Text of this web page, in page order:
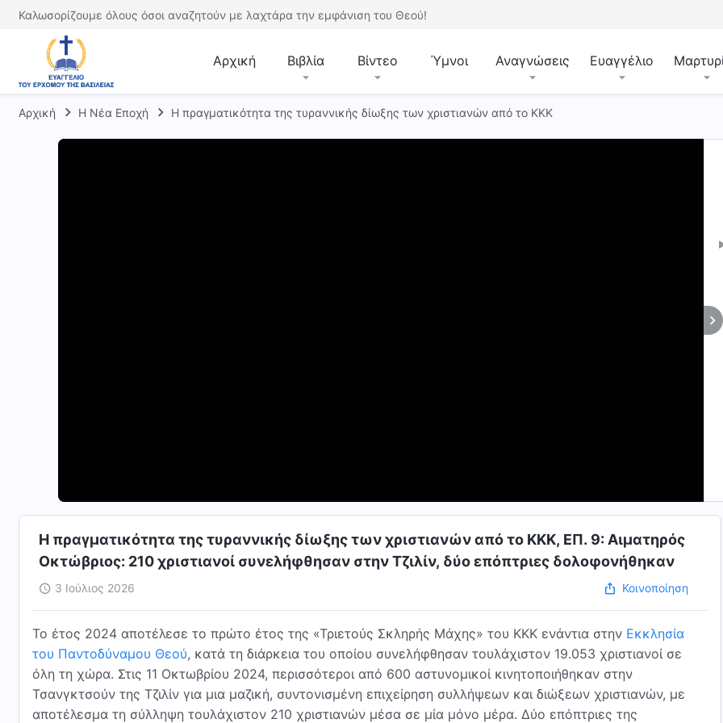
Καλωσορίζουμε όλους όσοι αναζητούν με λαχτάρα την εμφάνιση του Θεού!
Αρχική Βιβλία Βίντεο Ύμνοι Αναγνώσεις Ευαγγέλιο
Αρχική Η Νέα Εποχή Η πραγματικότητα της τυραννικής δίωξης των χριστιανών από το ΚΚΚ
Η πραγματικότητα της τυραννικής δίωξης των χριστιανών από το ΚΚΚ, ΕΠ. 9: Αιματηρός
Οκτώβριος: 210 χριστιανοί συνελήφθησαν στην Τζιλίν, δύο επόπτριες δολοφονήθηκαν
3 Ιούλιος 2026 Κοινοποίηση
Το έτος 2024 αποτέλεσε το πρώτο έτος της «Τριετούς Σκληρής Μάχης» του ΚΚΚ ενάντια στην Εκκλησία
του Παντοδύναμου Θεού, κατά τη διάρκεια του οποίου συνελήφθησαν τουλάχιστον 19.053 χριστιανοί σε
όλη τη χώρα. Στις 11 Οκτωβρίου 2024, περισσότεροι από 600 αστυνομικοί κινητοποιήθηκαν στην
Τσανγκτσούν της Τζιλίν για μια μαζική, συντονισμένη επιχείρηση συλλήψεων και διώξεων χριστιανών, με
αποτέλεσμα τη σύλληψη τουλάχιστον 210 χριστιανών μέσα σε μία μόνο μέρα. Δύο επόπτριες της